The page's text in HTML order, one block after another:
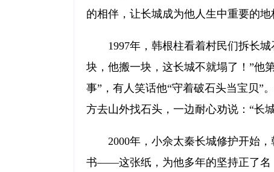
的相伴，让长城成为他人生中重要的地
1997年，韩根柱看着村民们拆长
块，他搬一块，这长城不就塌了！”他
事”，有人笑话他“守着破石头当宝贝”
方去山外找石头，一边耐心劝说：“长
2000年，小佘太秦长城修护开始
书——这张纸，为他多年的坚持正了名